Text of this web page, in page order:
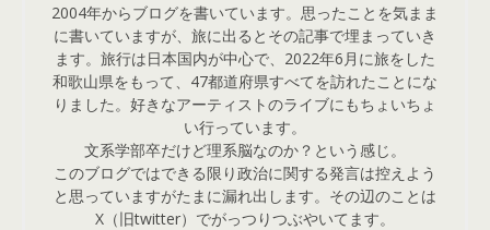
2004年からブログを書いています。思ったことを気まま
に書いていますが、旅に出るとその記事で埋まっていき
ます。旅行は日本国内が中心で、2022年6月に旅をした
和歌山県をもって、47都道府県すべてを訪れたことにな
りました。好きなアーティストのライブにもちょいちょ
い行っています。
文系学部卒だけど理系脳なのか？という感じ。
このブログではできる限り政治に関する発言は控えよう
と思っていますがたまに漏れ出します。その辺のことは
X（旧twitter）でがっつりつぶやいてます。